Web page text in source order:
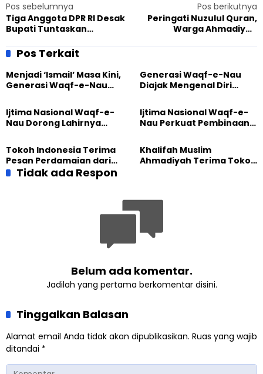
Pos sebelumnya
Tiga Anggota DPR RI Desak
Bupati Tuntaskan
Ahmadiyah Manislor
Pos berikutnya
Peringati Nuzulul Quran,
Warga Ahmadiyah
Indahnya Kebersamaan
Pos Terkait
Menjadi ‘Ismail’ Masa Kini,
Generasi Waqf-e-Nau
Pengabdian
Generasi Waqf-e-Nau
Diajak Mengenal Diri
Dunia
Ijtima Nasional Waqf-e-
Nau Dorong Lahirnya
yang Militan
Ijtima Nasional Waqf-e-
Nau Perkuat Pembinaan
Masa Depan
Tokoh Indonesia Terima
Pesan Perdamaian dari
Khalifah Muslim
Khalifah Muslim
Ahmadiyah Terima Tokoh
Tidak ada Respon
Belum ada komentar.
Jadilah yang pertama berkomentar disini.
Tinggalkan Balasan
Alamat email Anda tidak akan dipublikasikan. Ruas yang wajib
ditandai *